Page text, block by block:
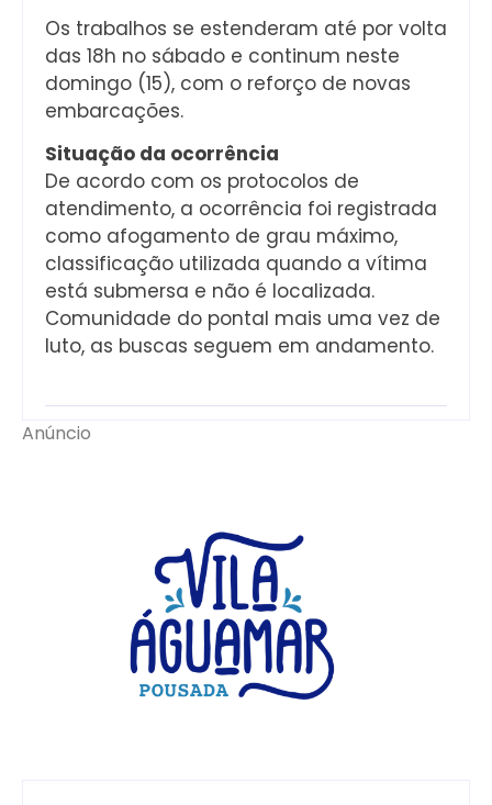
Os trabalhos se estenderam até por volta
das 18h no sábado e continum neste
domingo (15), com o reforço de novas
embarcações.
Situação da ocorrência
De acordo com os protocolos de
atendimento, a ocorrência foi registrada
como afogamento de grau máximo,
classificação utilizada quando a vítima
está submersa e não é localizada.
Comunidade do pontal mais uma vez de
luto, as buscas seguem em andamento.
Anúncio